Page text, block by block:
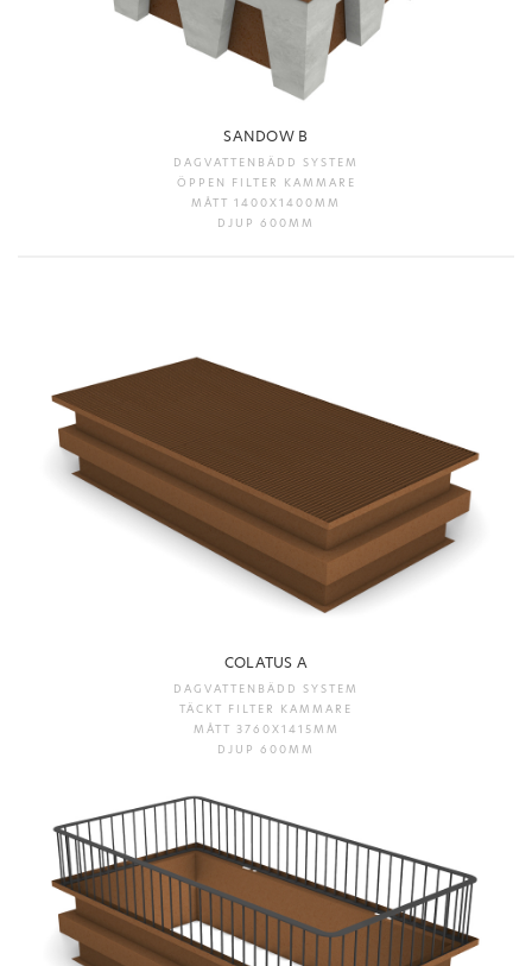
SANDOW B
DAGVATTENBÄDD SYSTEM
ÖPPEN FILTER KAMMARE
MÅTT 1400X1400MM
DJUP 600MM
COLATUS A
DAGVATTENBÄDD SYSTEM
TÄCKT FILTER KAMMARE
MÅTT 3760X1415MM
DJUP 600MM